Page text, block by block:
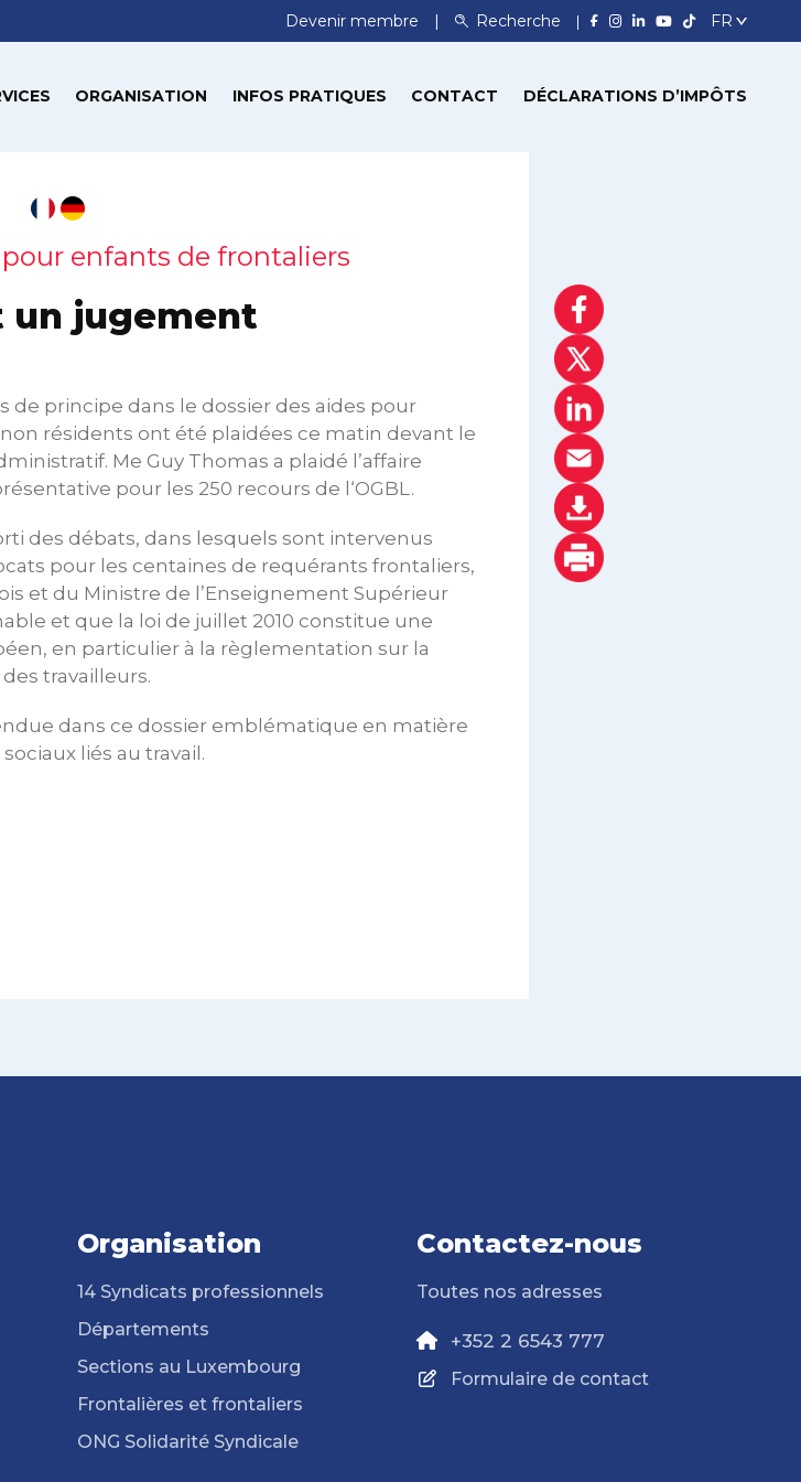
Devenir membre Recherche
ORGANISATION INFOS PRATIQUES CONTACT DÉCLARATIONS D’IMPÔTS
pour enfants de frontaliers
un jugement
de principe dans le dossier des aides pour
résidents ont été plaidées ce matin devant le
Me Guy Thomas a plaidé l’affaire
pour les 250 recours de l‘OGBL.
des débats, dans lesquels sont intervenus
pour les centaines de requérants frontaliers,
et du Ministre de l’Enseignement Supérieur
et que la loi de juillet 2010 constitue une
en particulier à la règlementation sur la
travailleurs.
dans ce dossier emblématique en matière
liés au travail.
Organisation
14 Syndicats professionnels
Départements
Sections au Luxembourg
Frontalières et frontaliers
ONG Solidarité Syndicale
Contactez-nous
Toutes nos adresses
+352 2 6543 777
Formulaire de contact